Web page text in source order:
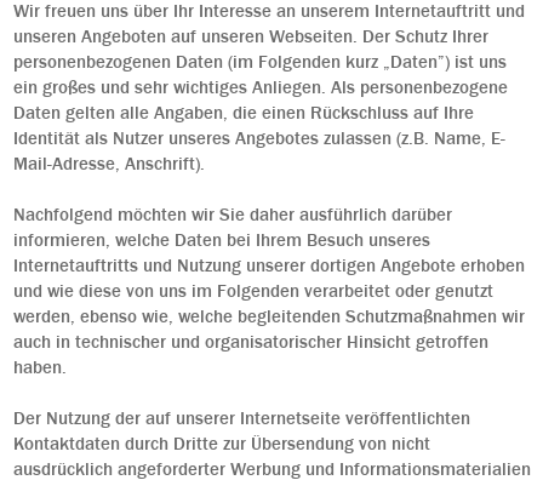
Wir freuen uns über Ihr Interesse an unserem Internetauftritt und
unseren Angeboten auf unseren Webseiten. Der Schutz Ihrer
personenbezogenen Daten (im Folgenden kurz „Daten”) ist uns
ein großes und sehr wichtiges Anliegen. Als personenbezogene
Daten gelten alle Angaben, die einen Rückschluss auf Ihre
Identität als Nutzer unseres Angebotes zulassen (z.B. Name, E-
Mail-Adresse, Anschrift).
Nachfolgend möchten wir Sie daher ausführlich darüber
informieren, welche Daten bei Ihrem Besuch unseres
Internetauftritts und Nutzung unserer dortigen Angebote erhoben
und wie diese von uns im Folgenden verarbeitet oder genutzt
werden, ebenso wie, welche begleitenden Schutzmaßnahmen wir
auch in technischer und organisatorischer Hinsicht getroffen
haben.
Der Nutzung der auf unserer Internetseite veröffentlichten
Kontaktdaten durch Dritte zur Übersendung von nicht
ausdrücklich angeforderter Werbung und Informationsmaterialien